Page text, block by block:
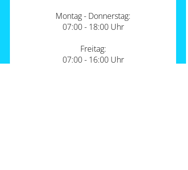
Montag - Donnerstag:
07:00 - 18:00 Uhr
Freitag:
07:00 - 16:00 Uhr